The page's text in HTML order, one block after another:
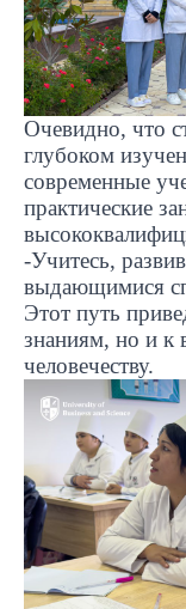
Очевидно, что
глубоком
современные
практические
-Учитесь,
выдающимися
Этот путь
знаниям, но и к
человечеству.